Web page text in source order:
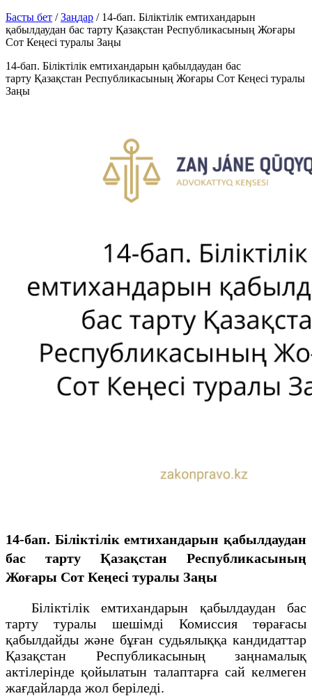
Басты бет /Заңдар / 14-бап. Біліктілік емтихандарын
қабылдаудан бас тарту Қазақстан Республикасының Жоғары
Сот Кеңесі туралы Заңы
14-бап. Біліктілік емтихандарын қабылдаудан бас
тарту Қазақстан Республикасының Жоғары Сот Кеңесі туралы
Заңы
14-бап. Біліктілік емтихандарын қабылдаудан
бас тарту
Қазақстан Республикасының
Жоғары Сот Кеңесі туралы Заңы
Біліктілік емтихандарын қабылдаудан бас
тарту туралы шешімді Комиссия төрағасы
қабылдайды және бұған судьялыққа кандидаттар
Қазақстан Республикасының заңнамалық
актілерінде қойылатын талаптарға сай келмеген
жағдайларда жол беріледі.